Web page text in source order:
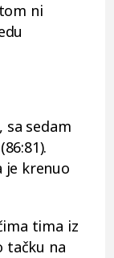
ni
sedam
je krenuo
tima iz
tačku na